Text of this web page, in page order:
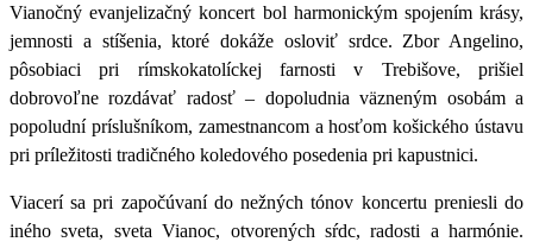
Vianočný evanjelizačný koncert bol harmonickým spojením krásy,
jemnosti a stíšenia, ktoré dokáže osloviť srdce. Zbor Angelino,
pôsobiaci pri rímskokatolíckej farnosti v Trebišove, prišiel
dobrovoľne rozdávať radosť – dopoludnia väzneným osobám a
popoludní príslušníkom, zamestnancom a hosťom košického ústavu
pri príležitosti tradičného koledového posedenia pri kapustnici.
Viacerí sa pri započúvaní do nežných tónov koncertu preniesli do
iného sveta, sveta Vianoc, otvorených sŕdc, radosti a harmónie.